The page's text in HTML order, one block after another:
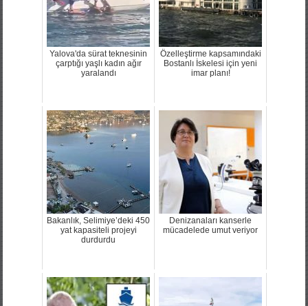
Yalova'da sürat teknesinin
çarptığı yaşlı kadın ağır
yaralandı
Özelleştirme kapsamındaki
Bostanlı İskelesi için yeni
imar planı!
Bakanlık, Selimiye’deki 450
yat kapasiteli projeyi
durdurdu
Denizanaları kanserle
mücadelede umut veriyor